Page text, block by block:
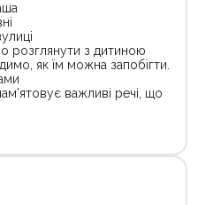
розглянути з дитиною
як їм можна запобігти.
важливі речі, що